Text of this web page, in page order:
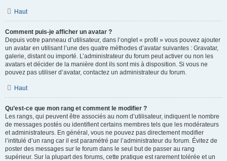
Haut
Comment puis-je afficher un avatar ?
Depuis votre panneau d’utilisateur, dans l’onglet « profil » vous pouvez ajouter
un avatar en utilisant l’une des quatre méthodes d’avatar suivantes : Gravatar,
galerie, distant ou importé. L’administrateur du forum peut activer ou non les
avatars et décider de la manière dont ils sont mis à disposition. Si vous ne
pouvez pas utiliser d’avatar, contactez un administrateur du forum.
Haut
Qu’est-ce que mon rang et comment le modifier ?
Les rangs, qui peuvent être associés au nom d’utilisateur, indiquent le nombre
de messages postés ou identifient certains membres tels que les modérateurs
et administrateurs. En général, vous ne pouvez pas directement modifier
l’intitulé d’un rang car il est paramétré par l’administrateur du forum. Évitez de
poster des messages sur le forum dans le seul but de passer au rang
supérieur. Sur la plupart des forums, cette pratique est rarement tolérée et un